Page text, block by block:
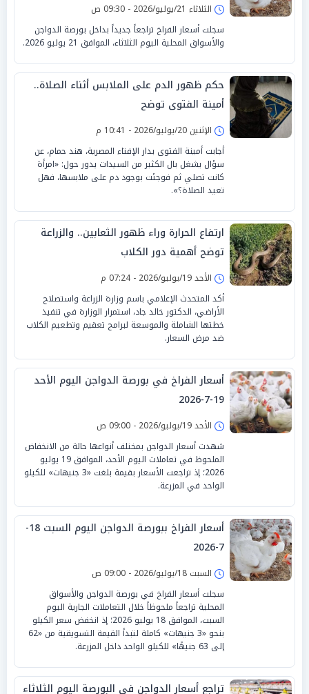
الثلاثاء 21/يوليو/2026 - 09:30 ص
سجلت أسعار الفراخ تراجعاً جديداً بداخل بورصة الدواجن
والأسواق المحلية اليوم الثلاثاء، الموافق 21 يوليو 2026.
حكم ظهور الدم على الملابس أثناء الصلاة..
أمينة الفتوى توضح
الإثنين 20/يوليو/2026 - 10:41 م
أجابت أمينة الفتوى بدار الإفتاء المصرية، هند حمام، عن
سؤال يشغل بال الكثير من السيدات يدور حول: «امرأة
كانت تصلي ثم فوجئت بوجود دم على ملابسها، فهل
تعيد الصلاة؟».
ارتفاع الحرارة وراء ظهور الثعابين.. والزراعة
توضح أهمية دور الكلاب
الأحد 19/يوليو/2026 - 07:24 م
أكد المتحدث الإعلامي باسم وزارة الزراعة واستصلاح
الأراضي، الدكتور خالد جاد، استمرار الوزارة في تنفيذ
خطتها الشاملة والموسعة لبرامج تعقيم وتطعيم الكلاب
ضد مرض السعار.
أسعار الفراخ في بورصة الدواجن اليوم الأحد
19-7-2026
الأحد 19/يوليو/2026 - 09:00 ص
شهدت أسعار الدواجن بمختلف أنواعها حالة من الانخفاض
الملحوظ في تعاملات اليوم الأحد، الموافق 19 يوليو
2026؛ إذ تراجعت الأسعار بقيمة بلغت «3 جنيهات» للكيلو
الواحد في المزرعة.
أسعار الفراخ ببورصة الدواجن اليوم السبت 18-
7-2026
السبت 18/يوليو/2026 - 09:00 ص
سجلت أسعار الفراخ في بورصة الدواجن والأسواق
المحلية تراجعاً ملحوظاً خلال التعاملات الجارية اليوم
السبت، الموافق 18 يوليو 2026؛ إذ انخفض سعر الكيلو
بنحو «3 جنيهات» كاملة لتبدأ القيمة التسويقية من «62
إلى 63 جنيهًا» للكيلو الواحد داخل المزرعة.
تراجع أسعار الدواجن في البورصة اليوم الثلاثاء